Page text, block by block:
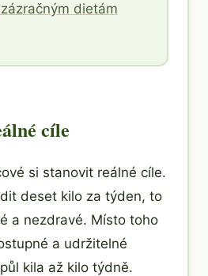
dietám
cíle
si stanovit reálné cíle.
deset kilo za týden, to
a nezdravé. Místo toho
a udržitelné
kila až kilo týdně.